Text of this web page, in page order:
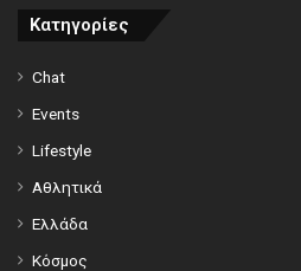
Κατηγορίες
Chat
Events
Lifestyle
Αθλητικά
Ελλάδα
Κόσμος